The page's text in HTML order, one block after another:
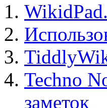
Techno
заметок